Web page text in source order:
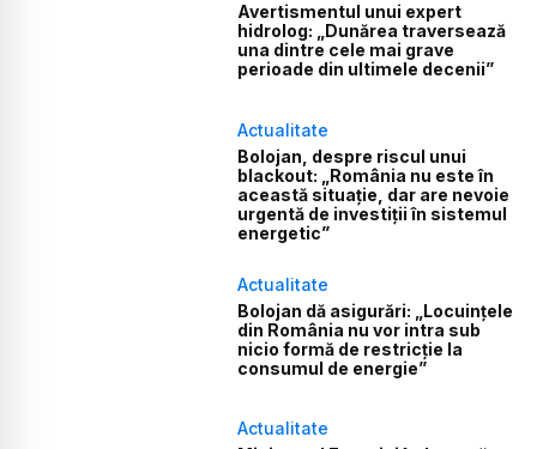
Avertismentul unui expert
hidrolog: „Dunărea traversează
una dintre cele mai grave
perioade din ultimele decenii”
Actualitate
Bolojan, despre riscul unui
blackout: „România nu este în
această situație, dar are nevoie
urgentă de investiții în sistemul
energetic”
Actualitate
Bolojan dă asigurări: „Locuințele
din România nu vor intra sub
nicio formă de restricție la
consumul de energie”
Actualitate